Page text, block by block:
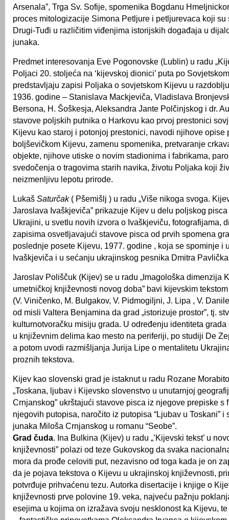
Arsenala”, Trga Sv. Sofije, spomenika Bogdanu
proces mitologizacije Simona Petljure i petljurevaca koji su
Drugi-Tuđi u različitim viđenjima istorijskih događaja u
junaka.
Predmet interesovanja Eve Pogonovske (Lublin) u radu
Poljaci 20. stoljeća na ‘kijevskoj dionici’ puta po
predstavljaju zapisi Poljaka o sovjetskom Kijevu u
1936. godine – Stanislava Mackjeviča, Vladislava
Bersona, H. Šoškesja, Aleksandra Jante Polčinjskog i dr.
stavove poljskih putnika o Harkovu kao prvoj prestonici
Kijevu kao staroj i potonjoj prestonici, navodi njihove opise
boljševičkom Kijevu, zamenu spomenika, pretvaranje
objekte, njihove utiske o novim stadionima i fabrikama,
svedočenja o tragovima starih navika, životu Poljaka koji
neizmenljivu lepotu prirode.
Lukaš Saturčak( Pšemišlj ) u radu „Više nikoga svoga.
Jaroslava Ivaškjeviča” prikazuje Kijev u delu poljskog
Ukrajini, u svetlu novih izvora o Ivaškjeviču, fotografijama,
zapisima osvetljavajući stavove pisca od prvih spomena
poslednje posete Kijevu, 1977. godine , koja se spominje i
Ivaškjeviča i u sećanju ukrajinskog pesnika Dmitra
Jaroslav Poliščuk (Kijev) se u radu „Imagološka dimenzija
umetničkoj književnosti novog doba” bavi kijevskim
(V. Viničenko, M. Bulgakov, V. Pidmogiljni, J. Lipa , V.
od misli Valtera Benjamina da grad „istorizuje prostor”, tj.
kulturnotvoračku misiju grada. U određenju identiteta
u književnim delima kao mesto na periferiji, po studiji De
a potom uvodi razmišljanja Jurija Lipe o mentalitetu
proznih tekstova.
Kijev kao slovenski grad je istaknut u radu Rozane
„Toskana, ljubav i Kijevsko slovenstvo u unutarnjoj
Crnjanskog” ukrštajući stavove pisca iz njegove prepiske s
njegovih putopisa, naročito iz putopisa “Ljubav u Toskani” i
junaka Miloša Crnjanskog u romanu “Seobe”.
Grad čuda. Ina Bulkina (Kijev) u radu „’Kijevski tekst’ u
književnosti” polazi od teze Gukovskog da svaka
mora da prođe celoviti put, nezavisno od toga kada je on
da je pojava tekstova o Kijevu u ukrajinskoj književnosti,
potvrđuje prihvaćenu tezu. Autorka disertacije i knjige o
književnosti prve polovine 19. veka, najveću pažnju
esejima u kojima on izražava svoju nesklonost ka Kijevu,